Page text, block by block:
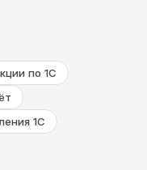
по 1С
1С